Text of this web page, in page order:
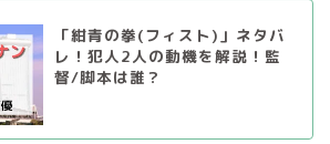
「紺青の拳(フィスト)」ネタバ
レ！犯人2人の動機を解説！監
督/脚本は誰？